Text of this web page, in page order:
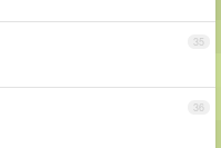
35
36